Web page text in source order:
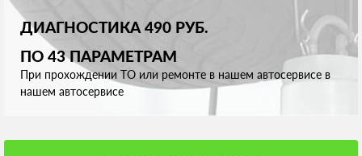
ДИАГНОСТИКА 490 РУБ.
ПО 43 ПАРАМЕТРАМ
При прохождении ТО или ремонте в нашем автосервисе в
нашем автосервисе